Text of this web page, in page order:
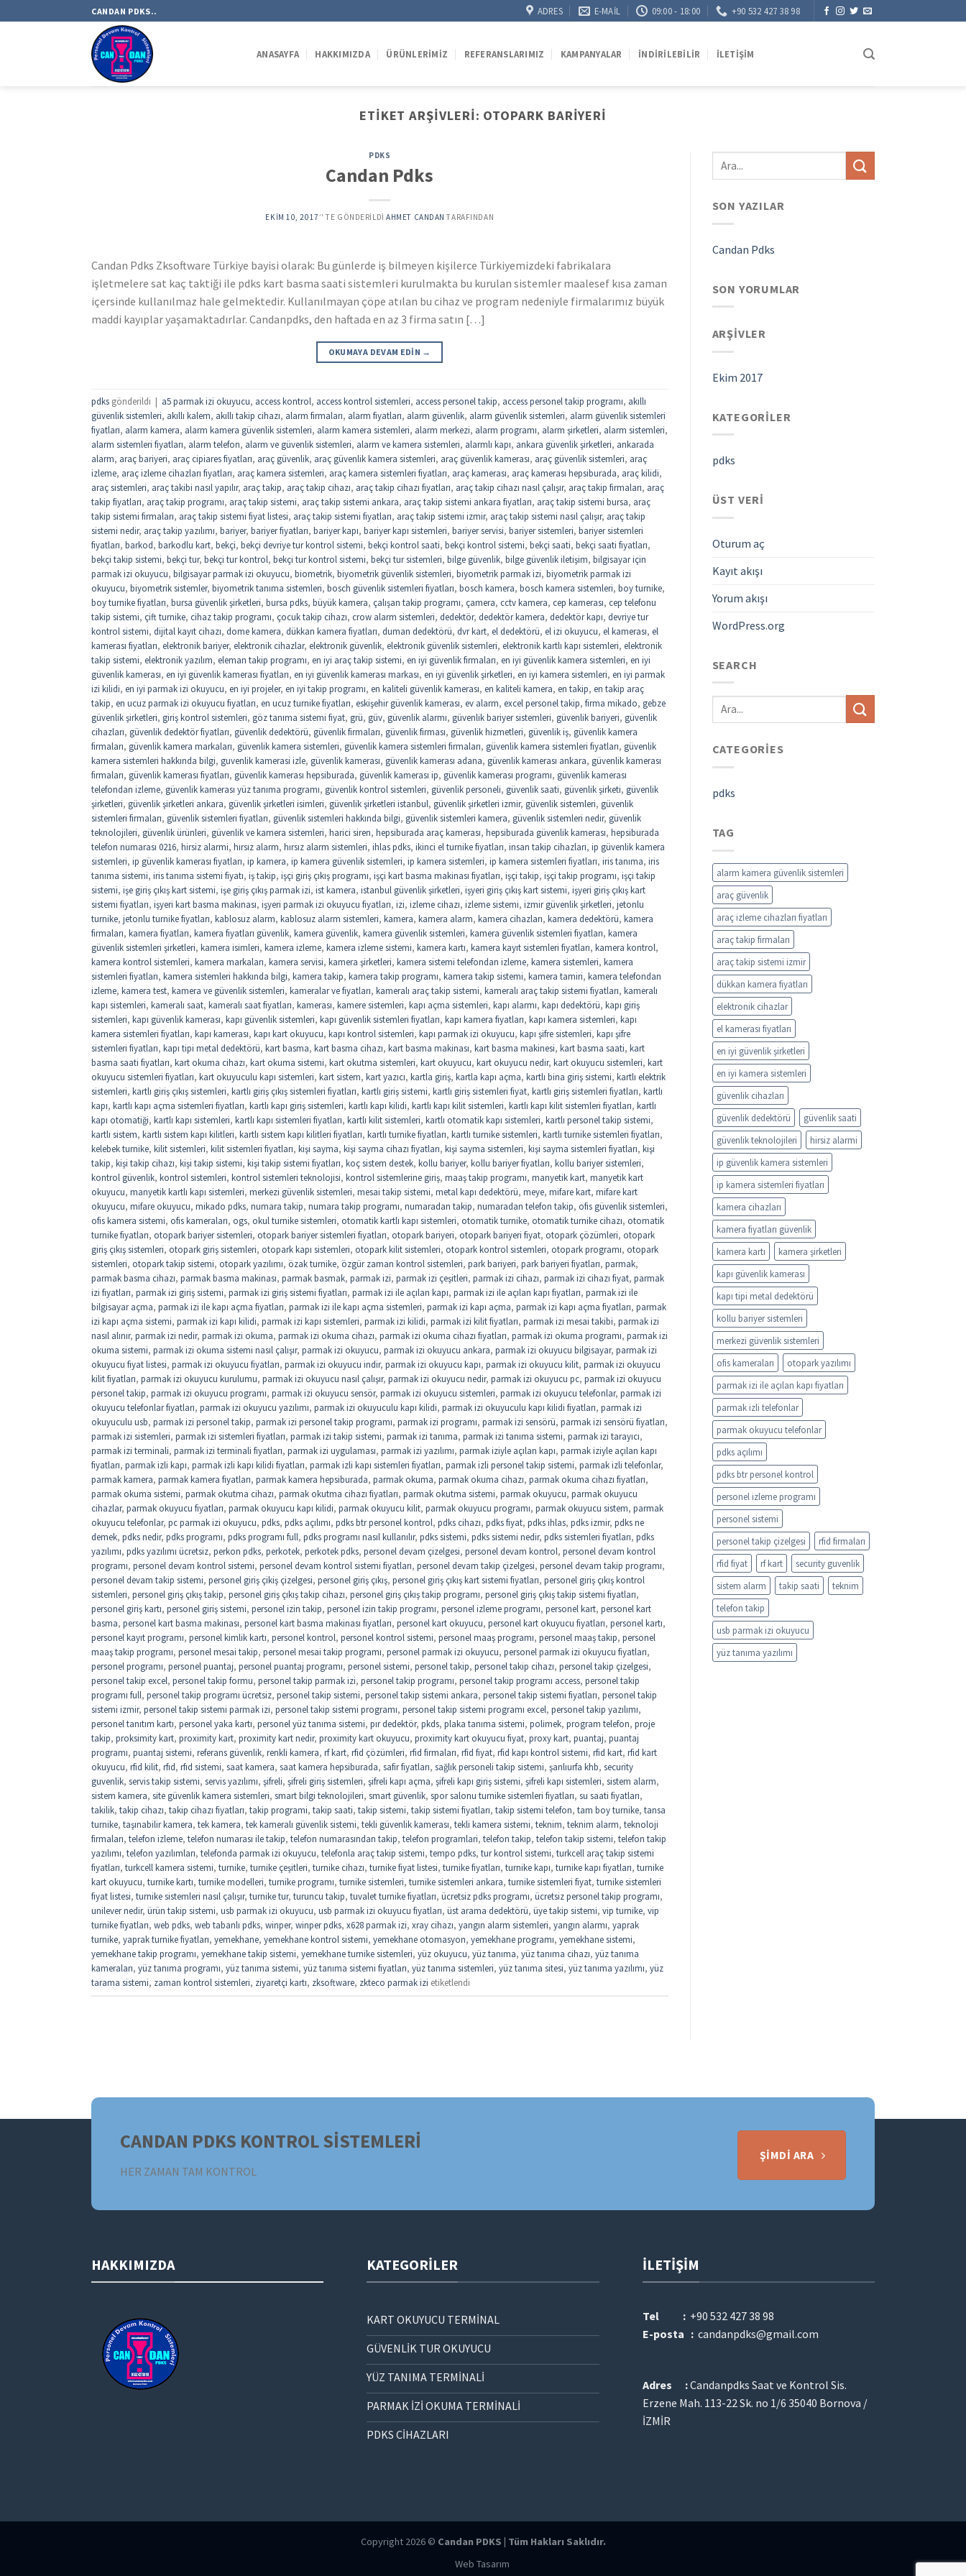
to
CANDAN PDKS.. ADRES E-MAIL 09:00 - 18:00 +90 532 427 38 98
ANASAYFA HAKKIMIZDA ÜRÜNLERIMIZ REFERANSLARIMIZ KAMPANYALAR İNDIRILEBILIR İLETIŞIM
ETIKET ARŞIVLERI: OTOPARK BARIYERI
PDKS
Candan Pdks
EKIM 10, 2017’' TE GÖNDERILDI AHMET CANDAN TARAFINDAN
Candan Pdks Zksoftware Türkiye bayisi olarak: Bu günlerde iş bilmeyen kişilerce Türkiyemizdeki fabrikalara
işletmelere sat kaç taktiği ile pdks kart basma saati sistemleri kurulmakta bu kurulan sistemler maalesef kısa zaman
içersinde kullanılmaz hale gelmektedir. Kullanılmayan çöpe atılan bu cihaz ve program nedeniyle firmalarımız büyük
maddi kayıplar yaşamaktadırlar. Candanpdks, den haftada en az 3 firma satın […]
OKUMAYA DEVAM EDIN →
pdks gönderildi | a5 parmak izi okuyucu, access kontrol, access kontrol sistemleri, access personel takip, access personel takip programı, akıllı
güvenlik sistemleri, akıllı kalem, akıllı takip cihazı, alarm firmaları, alarm fiyatları, alarm güvenlik, alarm güvenlik sistemleri, alarm güvenlik sistemleri
fiyatları, alarm kamera, alarm kamera güvenlik sistemleri, alarm kamera sistemleri, alarm merkezi, alarm programı, alarm şirketleri, alarm sistemleri,
alarm sistemleri fiyatları, alarm telefon, alarm ve güvenlik sistemleri, alarm ve kamera sistemleri, alarmlı kapı, ankara güvenlik şirketleri, ankarada
alarm, araç bariyeri, araç cipiares fiyatları, araç güvenlik, araç güvenlik kamera sistemleri, araç güvenlik kamerası, araç güvenlik sistemleri, araç
izleme, araç izleme cihazları fiyatları, araç kamera sistemleri, araç kamera sistemleri fiyatları, araç kamerası, araç kamerası hepsiburada, araç kilidi,
araç sistemleri, araç takibi nasıl yapılır, araç takip, araç takip cihazı, araç takip cihazı fiyatları, araç takip cihazı nasıl çalışır, araç takip firmaları, araç
takip fiyatları, araç takip programı, araç takip sistemi, araç takip sistemi ankara, araç takip sistemi ankara fiyatları, araç takip sistemi bursa, araç
takip sistemi firmaları, araç takip sistemi fiyat listesi, araç takip sistemi fiyatları, araç takip sistemi izmir, araç takip sistemi nasıl çalışır, araç takip
sistemi nedir, araç takip yazılımı, bariyer, bariyer fiyatları, bariyer kapı, bariyer kapı sistemleri, bariyer servisi, bariyer sistemleri, bariyer sistemleri
fiyatları, barkod, barkodlu kart, bekçi, bekçi devriye tur kontrol sistemi, bekçi kontrol saati, bekçi kontrol sistemi, bekçi saati, bekçi saati fiyatları,
bekçi takip sistemi, bekçi tur, bekçi tur kontrol, bekçi tur kontrol sistemi, bekçi tur sistemleri, bilge güvenlik, bilge güvenlik iletişim, bilgisayar için
parmak izi okuyucu, bilgisayar parmak izi okuyucu, biometrik, biyometrik güvenlik sistemleri, biyometrik parmak izi, biyometrik parmak izi
okuyucu, biyometrik sistemler, biyometrik tanıma sistemleri, bosch güvenlik sistemleri fiyatları, bosch kamera, bosch kamera sistemleri, boy turnike,
boy turnike fiyatları, bursa güvenlik şirketleri, bursa pdks, büyük kamera, çalışan takip programı, çamera, cctv kamera, cep kamerası, cep telefonu
takip sistemi, çift turnike, cihaz takip programı, çocuk takip cihazı, crow alarm sistemleri, dedektör, dedektör kamera, dedektör kapı, devriye tur
kontrol sistemi, dijital kayıt cihazı, dome kamera, dükkan kamera fiyatları, duman dedektörü, dvr kart, el dedektörü, el izi okuyucu, el kamerası, el
kamerası fiyatları, elektronik bariyer, elektronik cihazlar, elektronik güvenlik, elektronik güvenlik sistemleri, elektronik kartlı kapı sistemleri, elektronik
takip sistemi, elektronik yazılım, eleman takip programı, en iyi araç takip sistemi, en iyi güvenlik firmaları, en iyi güvenlik kamera sistemleri, en iyi
güvenlik kamerası, en iyi güvenlik kamerası fiyatları, en iyi güvenlik kamerası markası, en iyi güvenlik şirketleri, en iyi kamera sistemleri, en iyi parmak
izi kilidi, en iyi parmak izi okuyucu, en iyi projeler, en iyi takip programı, en kaliteli güvenlik kamerası, en kaliteli kamera, en takip, en takip araç
takip, en ucuz parmak izi okuyucu fiyatları, en ucuz turnike fiyatları, eskişehir güvenlik kamerası, ev alarm, excel personel takip, firma mikado, gebze
güvenlik şirketleri, giriş kontrol sistemleri, göz tanıma sistemi fiyat, grü, güv, güvenlik alarmı, güvenlik bariyer sistemleri, güvenlik bariyeri, güvenlik
cihazları, güvenlik dedektör fiyatları, güvenlik dedektörü, güvenlik firmaları, güvenlik firması, güvenlik hizmetleri, güvenlik iş, güvenlik kamera
firmaları, güvenlik kamera markaları, güvenlik kamera sistemleri, güvenlik kamera sistemleri firmaları, güvenlik kamera sistemleri fiyatları, güvenlik
kamera sistemleri hakkında bilgi, guvenlik kamerasi izle, güvenlik kamerası, güvenlik kamerası adana, güvenlik kamerası ankara, güvenlik kamerası
firmaları, güvenlik kamerası fiyatları, güvenlik kamerası hepsiburada, güvenlik kamerası ip, güvenlik kamerası programı, güvenlik kamerası
telefondan izleme, güvenlik kamerası yüz tanıma programı, güvenlik kontrol sistemleri, güvenlik personeli, güvenlik saati, güvenlik şirketi, güvenlik
şirketleri, güvenlik şirketleri ankara, güvenlik şirketleri isimleri, güvenlik şirketleri istanbul, güvenlik şirketleri izmir, güvenlik sistemleri, güvenlik
sistemleri firmaları, güvenlik sistemleri fiyatları, güvenlik sistemleri hakkında bilgi, güvenlik sistemleri kamera, güvenlik sistemleri nedir, güvenlik
teknolojileri, güvenlik ürünleri, güvenlik ve kamera sistemleri, harici siren, hepsiburada araç kamerası, hepsiburada güvenlik kamerası, hepsiburada
telefon numarası 0216, hirsiz alarmi, hırsız alarm, hırsız alarm sistemleri, ihlas pdks, ikinci el turnike fiyatları, insan takip cihazları, ip güvenlik kamera
sistemleri, ip güvenlik kamerası fiyatları, ip kamera, ip kamera güvenlik sistemleri, ip kamera sistemleri, ip kamera sistemleri fiyatları, iris tanıma, iris
tanıma sistemi, iris tanıma sistemi fiyatı, iş takip, işçi giriş çıkış programı, işçi kart basma makinası fiyatları, işçi takip, işçi takip programı, işçi takip
sistemi, işe giriş çıkış kart sistemi, işe giriş çıkış parmak izi, ist kamera, istanbul güvenlik şirketleri, işyeri giriş çıkış kart sistemi, işyeri giriş çıkış kart
sistemi fiyatları, işyeri kart basma makinası, işyeri parmak izi okuyucu fiyatları, izi, izleme cihazı, izleme sistemi, izmir güvenlik şirketleri, jetonlu
turnike, jetonlu turnike fiyatları, kablosuz alarm, kablosuz alarm sistemleri, kamera, kamera alarm, kamera cihazları, kamera dedektörü, kamera
firmaları, kamera fiyatları, kamera fiyatları güvenlik, kamera güvenlik, kamera güvenlik sistemleri, kamera güvenlik sistemleri fiyatları, kamera
güvenlik sistemleri şirketleri, kamera isimleri, kamera izleme, kamera izleme sistemi, kamera kartı, kamera kayıt sistemleri fiyatları, kamera kontrol,
kamera kontrol sistemleri, kamera markaları, kamera servisi, kamera şirketleri, kamera sistemi telefondan izleme, kamera sistemleri, kamera
sistemleri fiyatları, kamera sistemleri hakkında bilgi, kamera takip, kamera takip programı, kamera takip sistemi, kamera tamiri, kamera telefondan
izleme, kamera test, kamera ve güvenlik sistemleri, kameralar ve fiyatları, kameralı araç takip sistemi, kameralı araç takip sistemi fiyatları, kameralı
kapı sistemleri, kameralı saat, kameralı saat fiyatları, kamerası, kamere sistemleri, kapı açma sistemleri, kapı alarmı, kapı dedektörü, kapı giriş
sistemleri, kapı güvenlik kamerası, kapı güvenlik sistemleri, kapı güvenlik sistemleri fiyatları, kapı kamera fiyatları, kapı kamera sistemleri, kapı
kamera sistemleri fiyatları, kapı kamerası, kapı kart okuyucu, kapı kontrol sistemleri, kapı parmak izi okuyucu, kapı şifre sistemleri, kapı şifre
sistemleri fiyatları, kapı tipi metal dedektörü, kart basma, kart basma cihazı, kart basma makinası, kart basma makinesi, kart basma saati, kart
basma saati fiyatları, kart okuma cihazı, kart okuma sistemi, kart okutma sistemleri, kart okuyucu, kart okuyucu nedir, kart okuyucu sistemleri, kart
okuyucu sistemleri fiyatları, kart okuyuculu kapı sistemleri, kart sistem, kart yazıcı, kartla giriş, kartla kapı açma, kartlı bina giriş sistemi, kartlı elektrik
sistemleri, kartlı giriş çıkış sistemleri, kartlı giriş çıkış sistemleri fiyatları, kartlı giriş sistemi, kartlı giriş sistemleri fiyat, kartlı giriş sistemleri fiyatları, kartlı
kapı, kartlı kapı açma sistemleri fiyatları, kartlı kapı giriş sistemleri, kartlı kapı kilidi, kartlı kapı kilit sistemleri, kartlı kapı kilit sistemleri fiyatları, kartlı
kapı otomatiği, kartlı kapı sistemleri, kartlı kapı sistemleri fiyatları, kartlı kilit sistemleri, kartlı otomatik kapı sistemleri, kartlı personel takip sistemi,
kartlı sistem, kartlı sistem kapı kilitleri, kartlı sistem kapı kilitleri fiyatları, kartlı turnike fiyatları, kartlı turnike sistemleri, kartlı turnike sistemleri fiyatları,
kelebek turnike, kilit sistemleri, kilit sistemleri fiyatları, kişi sayma, kişi sayma cihazı fiyatları, kişi sayma sistemleri, kişi sayma sistemleri fiyatları, kişi
takip, kişi takip cihazı, kişi takip sistemi, kişi takip sistemi fiyatları, koç sistem destek, kollu bariyer, kollu bariyer fiyatları, kollu bariyer sistemleri,
kontrol güvenlik, kontrol sistemleri, kontrol sistemleri teknolojisi, kontrol sistemlerine giriş, maaş takip programı, manyetik kart, manyetik kart
okuyucu, manyetik kartlı kapı sistemleri, merkezi güvenlik sistemleri, mesai takip sistemi, metal kapı dedektörü, meye, mifare kart, mifare kart
okuyucu, mifare okuyucu, mikado pdks, numara takip, numara takip programı, numaradan takip, numaradan telefon takip, ofis güvenlik sistemleri,
ofis kamera sistemi, ofis kameraları, ogs, okul turnike sistemleri, otomatik kartlı kapı sistemleri, otomatik turnike, otomatik turnike cihazı, otomatik
turnike fiyatları, otopark bariyer sistemleri, otopark bariyer sistemleri fiyatları, otopark bariyeri, otopark bariyeri fiyat, otopark çözümleri, otopark
giriş çıkış sistemleri, otopark giriş sistemleri, otopark kapı sistemleri, otopark kilit sistemleri, otopark kontrol sistemleri, otopark programı, otopark
sistemleri, otopark takip sistemi, otopark yazılımı, özak turnike, özgür zaman kontrol sistemleri, park bariyeri, park bariyeri fiyatları, parmak,
parmak basma cihazı, parmak basma makinası, parmak basmak, parmak izi, parmak izi çeşitleri, parmak izi cihazı, parmak izi cihazı fiyat, parmak
izi fiyatları, parmak izi giriş sistemi, parmak izi giriş sistemi fiyatları, parmak izi ile açılan kapı, parmak izi ile açılan kapı fiyatları, parmak izi ile
bilgisayar açma, parmak izi ile kapı açma fiyatları, parmak izi ile kapı açma sistemleri, parmak izi kapı açma, parmak izi kapı açma fiyatları, parmak
izi kapı açma sistemi, parmak izi kapı kilidi, parmak izi kapı sistemleri, parmak izi kilidi, parmak izi kilit fiyatları, parmak izi mesai takibi, parmak izi
nasıl alınır, parmak izi nedir, parmak izi okuma, parmak izi okuma cihazı, parmak izi okuma cihazı fiyatları, parmak izi okuma programı, parmak izi
okuma sistemi, parmak izi okuma sistemi nasıl çalışır, parmak izi okuyucu, parmak izi okuyucu ankara, parmak izi okuyucu bilgisayar, parmak izi
okuyucu fiyat listesi, parmak izi okuyucu fiyatları, parmak izi okuyucu indir, parmak izi okuyucu kapı, parmak izi okuyucu kilit, parmak izi okuyucu
kilit fiyatları, parmak izi okuyucu kurulumu, parmak izi okuyucu nasıl çalışır, parmak izi okuyucu nedir, parmak izi okuyucu pc, parmak izi okuyucu
personel takip, parmak izi okuyucu programı, parmak izi okuyucu sensör, parmak izi okuyucu sistemleri, parmak izi okuyucu telefonlar, parmak izi
okuyucu telefonlar fiyatları, parmak izi okuyucu yazılımı, parmak izi okuyuculu kapı kilidi, parmak izi okuyuculu kapı kilidi fiyatları, parmak izi
okuyuculu usb, parmak izi personel takip, parmak izi personel takip programı, parmak izi programı, parmak izi sensörü, parmak izi sensörü fiyatları,
parmak izi sistemleri, parmak izi sistemleri fiyatları, parmak izi takip sistemi, parmak izi tanıma, parmak izi tanıma sistemi, parmak izi tarayıcı,
parmak izi terminali, parmak izi terminali fiyatları, parmak izi uygulaması, parmak izi yazılımı, parmak iziyle açılan kapı, parmak iziyle açılan kapı
fiyatları, parmak izli kapı, parmak izli kapı kilidi fiyatları, parmak izli kapı sistemleri fiyatları, parmak izli personel takip sistemi, parmak izli telefonlar,
parmak kamera, parmak kamera fiyatları, parmak kamera hepsiburada, parmak okuma, parmak okuma cihazı, parmak okuma cihazı fiyatları,
parmak okuma sistemi, parmak okutma cihazı, parmak okutma cihazı fiyatları, parmak okutma sistemi, parmak okuyucu, parmak okuyucu
cihazlar, parmak okuyucu fiyatları, parmak okuyucu kapı kilidi, parmak okuyucu kilit, parmak okuyucu programı, parmak okuyucu sistem, parmak
okuyucu telefonlar, pc parmak izi okuyucu, pdks, pdks açılımı, pdks btr personel kontrol, pdks cihazı, pdks fiyat, pdks ihlas, pdks izmir, pdks ne
demek, pdks nedir, pdks programı, pdks programı full, pdks programı nasıl kullanılır, pdks sistemi, pdks sistemi nedir, pdks sistemleri fiyatları, pdks
yazılımı, pdks yazılımı ücretsiz, perkon pdks, perkotek, perkotek pdks, personel devam çizelgesi, personel devam kontrol, personel devam kontrol
programı, personel devam kontrol sistemi, personel devam kontrol sistemi fiyatları, personel devam takip çizelgesi, personel devam takip programı,
personel devam takip sistemi, personel giriş çikiş çizelgesi, personel giriş çıkış, personel giriş çıkış kart sistemi fiyatları, personel giriş çıkış kontrol
sistemleri, personel giriş çıkış takip, personel giriş çıkış takip cihazı, personel giriş çıkış takip programı, personel giriş çıkış takip sistemi fiyatları,
personel giriş kartı, personel giriş sistemi, personel izin takip, personel izin takip programı, personel izleme programı, personel kart, personel kart
basma, personel kart basma makinası, personel kart basma makinası fiyatları, personel kart okuyucu, personel kart okuyucu fiyatları, personel kartı,
personel kayıt programı, personel kimlik kartı, personel kontrol, personel kontrol sistemi, personel maaş programı, personel maaş takip, personel
maaş takip programı, personel mesai takip, personel mesai takip programı, personel parmak izi okuyucu, personel parmak izi okuyucu fiyatları,
personel programı, personel puantaj, personel puantaj programı, personel sistemi, personel takip, personel takip cihazı, personel takip çizelgesi,
personel takip excel, personel takip formu, personel takip parmak izi, personel takip programı, personel takip programı access, personel takip
programı full, personel takip programı ücretsiz, personel takip sistemi, personel takip sistemi ankara, personel takip sistemi fiyatları, personel takip
sistemi izmir, personel takip sistemi parmak izi, personel takip sistemi programı, personel takip sistemi programı excel, personel takip yazılımı,
personel tanıtım kartı, personel yaka kartı, personel yüz tanıma sistemi, pır dedektör, pkds, plaka tanıma sistemi, polimek, program telefon, proje
takip, proksimity kart, proximity kart, proximity kart nedir, proximity kart okuyucu, proximity kart okuyucu fiyat, proxy kart, puantaj, puantaj
programı, puantaj sistemi, referans güvenlik, renkli kamera, rf kart, rfid çözümleri, rfid firmaları, rfid fiyat, rfid kapı kontrol sistemi, rfid kart, rfid kart
okuyucu, rfid kilit, rfıd, rfıd sistemi, saat kamera, saat kamera hepsiburada, safir fiyatları, sağlık personeli takip sistemi, şanlıurfa khb, security
guvenlik, servis takip sistemi, servis yazılımı, şifreli, şifreli giriş sistemleri, şifreli kapı açma, şifreli kapı giriş sistemi, şifreli kapı sistemleri, sistem alarm,
sistem kamera, site güvenlik kamera sistemleri, smart bilgi teknolojileri, smart güvenlik, spor salonu turnike sistemleri fiyatları, su saati fiyatları,
takilik, takip cihazı, takip cihazı fiyatları, takip programi, takip saati, takip sistemi, takip sistemi fiyatları, takip sistemi telefon, tam boy turnike, tansa
turnike, taşınabilir kamera, tek kamera, tek kameralı güvenlik sistemi, tekli güvenlik kamerası, tekli kamera sistemi, teknim, teknim alarm, teknoloji
firmaları, telefon izleme, telefon numarası ile takip, telefon numarasından takip, telefon programlari, telefon takip, telefon takip sistemi, telefon takip
yazılımı, telefon yazılımları, telefonda parmak izi okuyucu, telefonla araç takip sistemi, tempo pdks, tur kontrol sistemi, turkcell araç takip sistemi
fiyatları, turkcell kamera sistemi, turnike, turnike çeşitleri, turnike cihazı, turnike fiyat listesi, turnike fiyatları, turnike kapı, turnike kapı fiyatları, turnike
kart okuyucu, turnike kartı, turnike modelleri, turnike programı, turnike sistemleri, turnike sistemleri ankara, turnike sistemleri fiyat, turnike sistemleri
fiyat listesi, turnike sistemleri nasıl çalışır, turnike tur, turuncu takip, tuvalet turnike fiyatları, ücretsiz pdks programı, ücretsiz personel takip programı,
unilever nedir, ürün takip sistemi, usb parmak izi okuyucu, usb parmak izi okuyucu fiyatları, üst arama dedektörü, üye takip sistemi, vip turnike, vip
turnike fiyatları, web pdks, web tabanlı pdks, winper, winper pdks, x628 parmak izi, xray cihazı, yangın alarm sistemleri, yangın alarmı, yaprak
turnike, yaprak turnike fiyatları, yemekhane, yemekhane kontrol sistemi, yemekhane otomasyon, yemekhane programı, yemekhane sistemi,
yemekhane takip programı, yemekhane takip sistemi, yemekhane turnike sistemleri, yüz okuyucu, yüz tanıma, yüz tanıma cihazı, yüz tanıma
kameraları, yüz tanıma programı, yüz tanıma sistemi, yüz tanıma sistemi fiyatları, yüz tanıma sistemleri, yüz tanıma sitesi, yüz tanıma yazılımı, yüz
tarama sistemi, zaman kontrol sistemleri, ziyaretçi kartı, zksoftware, zkteco parmak izi etiketlendi
SON YAZILAR
Candan Pdks
SON YORUMLAR
ARŞIVLER
Ekim 2017
KATEGORILER
pdks
ÜST VERI
Oturum aç
Kayıt akışı
Yorum akışı
WordPress.org
SEARCH
CATEGORIES
pdks
TAG
alarm kamera güvenlik sistemleri
araç güvenlik
araç izleme cihazları fiyatları
araç takip firmaları
araç takip sistemi izmir
dükkan kamera fiyatları
elektronik cihazlar
el kamerası fiyatları
en iyi güvenlik şirketleri
en iyi kamera sistemleri
güvenlik cihazları
güvenlik dedektörü
güvenlik saati
güvenlik teknolojileri
hirsiz alarmi
ip güvenlik kamera sistemleri
ip kamera sistemleri fiyatları
kamera cihazları
kamera fiyatları güvenlik
kamera kartı
kamera şirketleri
kapı güvenlik kamerası
kapı tipi metal dedektörü
kollu bariyer sistemleri
merkezi güvenlik sistemleri
ofis kameraları
otopark yazılımı
parmak izi ile açılan kapı fiyatları
parmak izli telefonlar
parmak okuyucu telefonlar
pdks açılımı
pdks btr personel kontrol
personel izleme programı
personel sistemi
personel takip çizelgesi
rfid firmaları
rfid fiyat
rf kart
security guvenlik
sistem alarm
takip saati
teknim
telefon takip
usb parmak izi okuyucu
yüz tanıma yazılımı
CANDAN PDKS KONTROL SİSTEMLERİ
HER ZAMAN TAM KONTROL
ŞIMDI ARA
HAKKIMIZDA KATEGORILER
KART OKUYUCU TERMİNAL
GÜVENLİK TUR OKUYUCU
YÜZ TANIMA TERMİNALİ
PARMAK İZİ OKUMA TERMİNALİ
PDKS CİHAZLARI
İLETIŞIM
Tel : +90 532 427 38 98
E-posta : candanpdks@gmail.com
Adres :Candanpdks Saat ve Kontrol Sis.
Erzene Mah. 113-22 Sk. no 1/6 35040 Bornova /
İZMİR
Copyright 2026 © Candan PDKS | Tüm Hakları Saklıdır.
Web Tasarım